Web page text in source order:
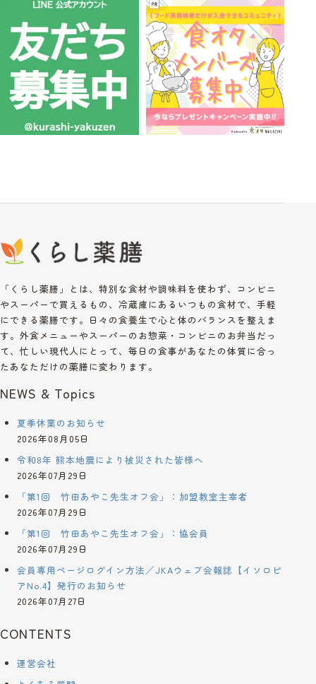
「くらし薬膳」とは、特別な食材や調味料を使わず、コンビニ
やスーパーで買えるもの、冷蔵庫にあるいつもの食材で、手軽
にできる薬膳です。日々の食養生で心と体のバランスを整えま
す。外食メニューやスーパーのお惣菜・コンビニのお弁当だっ
て、忙しい現代人にとって、毎日の食事があなたの体質に合っ
たあなただけの薬膳に変わります。
NEWS & Topics
夏季休業のお知らせ
2026年08月05日
令和8年 熊本地震により被災された皆様へ
2026年07月29日
「第1回 竹田あやこ先生オフ会」：加盟教室主宰者
2026年07月29日
「第1回 竹田あやこ先生オフ会」：協会員
2026年07月29日
会員専用ページログイン方法／JKAウェブ会報誌【イソロピ
アNo.4】発行のお知らせ
2026年07月27日
CONTENTS
運営会社